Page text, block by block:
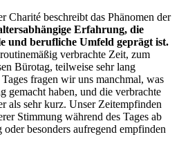
Charité beschreibt das Phänomen der
Erfahrung, die
und berufliche Umfeld geprägt ist.
verbrachte Zeit, zum
Bürotag, teilweise sehr lang
fragen wir uns manchmal, was
gemacht haben, und die verbrachte
als sehr kurz. Unser Zeitempfinden
Stimmung während des Tages ab
besonders aufregend empfinden